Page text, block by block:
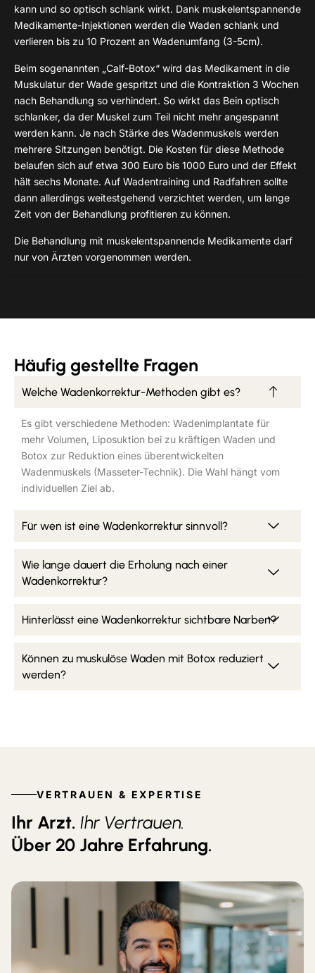
kann und so optisch schlank wirkt. Dank muskelentspannende
Medikamente-Injektionen werden die Waden schlank und
verlieren bis zu 10 Prozent an Wadenumfang (3-5cm).
Beim sogenannten „Calf-Botox“ wird das Medikament in die
Muskulatur der Wade gespritzt und die Kontraktion 3 Wochen
nach Behandlung so verhindert. So wirkt das Bein optisch
schlanker, da der Muskel zum Teil nicht mehr angespannt
werden kann. Je nach Stärke des Wadenmuskels werden
mehrere Sitzungen benötigt. Die Kosten für diese Methode
belaufen sich auf etwa 300 Euro bis 1000 Euro und der Effekt
hält sechs Monate. Auf Wadentraining und Radfahren sollte
dann allerdings weitestgehend verzichtet werden, um lange
Zeit von der Behandlung profitieren zu können.
Die Behandlung mit muskelentspannende Medikamente darf
nur von Ärzten vorgenommen werden.
Häufig gestellte Fragen
Welche Wadenkorrektur-Methoden gibt es?
Es gibt verschiedene Methoden: Wadenimplantate für
mehr Volumen, Liposuktion bei zu kräftigen Waden und
Botox zur Reduktion eines überentwickelten
Wadenmuskels (Masseter-Technik). Die Wahl hängt vom
individuellen Ziel ab.
Für wen ist eine Wadenkorrektur sinnvoll?
Wie lange dauert die Erholung nach einer
Wadenkorrektur?
Hinterlässt eine Wadenkorrektur sichtbare Narben?
Können zu muskulöse Waden mit Botox reduziert
werden?
VERTRAUEN & EXPERTISE
Ihr Arzt. Ihr Vertrauen.
Über 20 Jahre Erfahrung.